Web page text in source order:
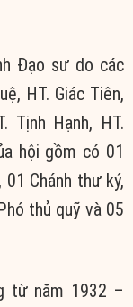
Đạo sư do các
HT. Giác Tiên,
Tịnh Hạnh, HT.
hội gồm có 01
Chánh thư ký,
thủ quỹ và 05
từ năm 1932 –